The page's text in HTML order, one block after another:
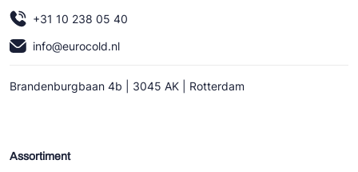
+31 10 238 05 40
info@eurocold.nl
Brandenburgbaan 4b | 3045 AK | Rotterdam
Assortiment